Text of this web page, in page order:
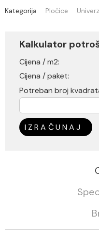
Kategorija Pločice
Kalkulator
Cijena / m2:
Cijena / paket:
Potreban broj
IZRAČUNAJ